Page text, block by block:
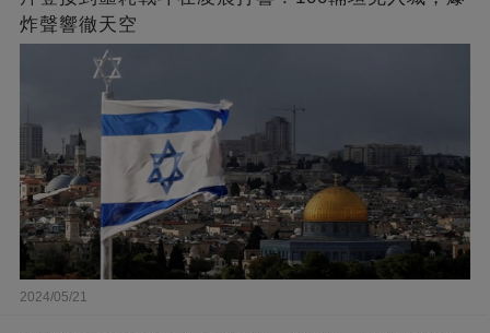
炸聲響徹天空
2024/05/21